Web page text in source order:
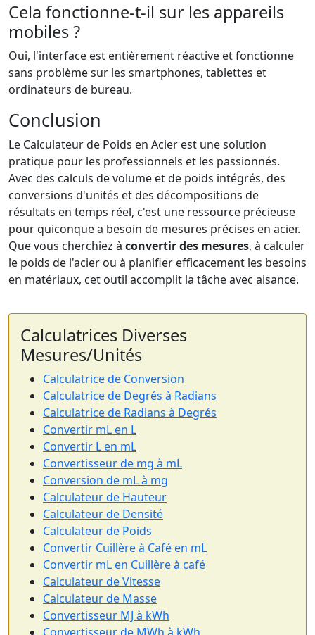
Cela fonctionne-t-il sur les appareils
mobiles ?
Oui, l'interface est entièrement réactive et fonctionne
sans problème sur les smartphones, tablettes et
ordinateurs de bureau.
Conclusion
Le Calculateur de Poids en Acier est une solution
pratique pour les professionnels et les passionnés.
Avec des calculs de volume et de poids intégrés, des
conversions d'unités et des décompositions de
résultats en temps réel, c'est une ressource précieuse
pour quiconque a besoin de mesures précises en acier.
Que vous cherchiez à convertir des mesures, à calculer
le poids de l'acier ou à planifier efficacement les besoins
en matériaux, cet outil accomplit la tâche avec aisance.
Calculatrices Diverses
Mesures/Unités
Calculatrice de Conversion
Calculatrice de Degrés à Radians
Calculatrice de Radians à Degrés
Convertir mL en L
Convertir L en mL
Convertisseur de mg à mL
Conversion de mL à mg
Calculateur de Hauteur
Calculateur de Densité
Calculateur de Poids
Convertir Cuillère à Café en mL
Convertir mL en Cuillère à café
Calculateur de Vitesse
Calculateur de Masse
Convertisseur MJ à kWh